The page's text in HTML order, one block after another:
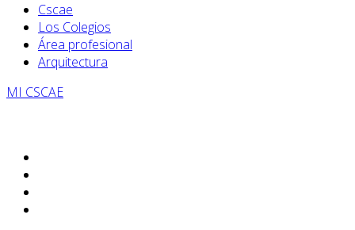
Cscae
Los Colegios
Área profesional
Arquitectura
MI CSCAE